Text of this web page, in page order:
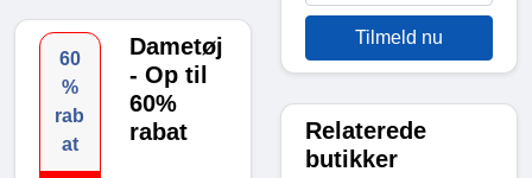
60
%
rab
at
Dametøj
- Op til
60%
rabat
Tilmeld nu
Relaterede
butikker